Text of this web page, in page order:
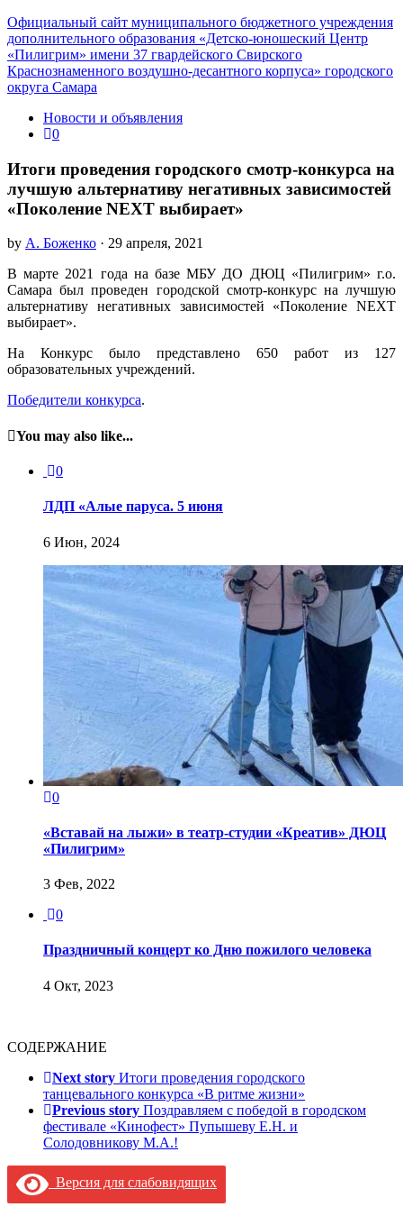
Официальный сайт муниципального бюджетного учреждения
дополнительного образования «Детско-юношеский Центр
«Пилигрим» имени 37 гвардейского Свирского
Краснознаменного воздушно-десантного корпуса» городского
округа Самара
Новости и объявления
0
Итоги проведения городского смотр-конкурса на
лучшую альтернативу негативных зависимостей
«Поколение NEXT выбирает»
by А. Боженко · 29 апреля, 2021
В марте 2021 года на базе МБУ ДО ДЮЦ «Пилигрим» г.о.
Самара был проведен городской смотр-конкурс на лучшую
альтернативу негативных зависимостей «Поколение NEXT
выбирает».
На Конкурс было представлено 650 работ из 127
образовательных учреждений.
Победители конкурса.
You may also like...
0
ЛДП «Алые паруса. 5 июня
6 Июн, 2024
0
«Вставай на лыжи» в театр-студии «Креатив» ДЮЦ
«Пилигрим»
3 Фев, 2022
0
Праздничный концерт ко Дню пожилого человека
4 Окт, 2023
СОДЕРЖАНИЕ
Next story Итоги проведения городского
танцевального конкурса «В ритме жизни»
Previous story Поздравляем с победой в городском
фестивале «Кинофест» Пупышеву Е.Н. и
Солодовникову М.А.!
Версия для слабовидящих